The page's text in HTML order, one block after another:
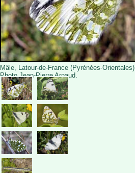
Mâle, Latour-de-France (Pyrénées-
Photo Jean-Pierre Arnaud.